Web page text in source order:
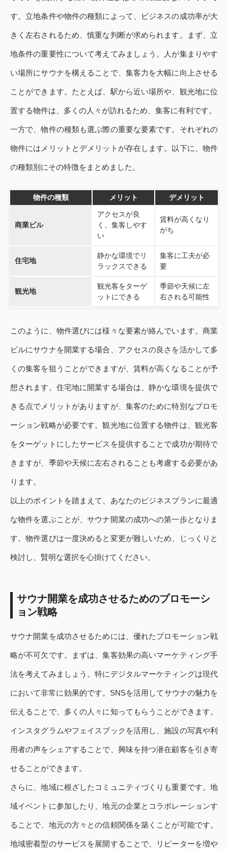
す。立地条件や物件の種類によって、ビジネスの成功率が大
きく左右されるため、慎重な判断が求められます。まず、立
地条件の重要性について考えてみましょう。人が集まりやす
い場所にサウナを構えることで、集客力を大幅に向上させる
ことができます。たとえば、駅から近い場所や、観光地に位
置する物件は、多くの人々が訪れるため、集客に有利です。
一方で、物件の種類も選ぶ際の重要な要素です。それぞれの
物件にはメリットとデメリットが存在します。以下に、物件
の種類別にその特徴をまとめました。
物件の種類 メリット デメリット
商業ビル
アクセスが良
く、集客しやす
い
賃料が高くなり
がち
住宅地
静かな環境でリ
ラックスできる
集客に工夫が必
要
観光地
観光客をターゲ
ットにできる
季節や天候に左
右される可能性
このように、物件選びには様々な要素が絡んでいます。商業
ビルにサウナを開業する場合、アクセスの良さを活かして多
くの集客を狙うことができますが、賃料が高くなることが予
想されます。住宅地に開業する場合は、静かな環境を提供で
きる点でメリットがありますが、集客のために特別なプロモ
ーション戦略が必要です。観光地に位置する物件は、観光客
をターゲットにしたサービスを提供することで成功が期待で
きますが、季節や天候に左右されることも考慮する必要があ
ります。
以上のポイントを踏まえて、あなたのビジネスプランに最適
な物件を選ぶことが、サウナ開業の成功への第一歩となりま
す。物件選びは一度決めると変更が難しいため、じっくりと
検討し、賢明な選択を心掛けてください。
サウナ開業を成功させるためのプロモーシ
ョン戦略
サウナ開業を成功させるためには、優れたプロモーション戦
略が不可欠です。まずは、集客効果の高いマーケティング手
法を考えてみましょう。特にデジタルマーケティングは現代
において非常に効果的です。SNSを活用してサウナの魅力を
伝えることで、多くの人々に知ってもらうことができます。
インスタグラムやフェイスブックを活用し、施設の写真や利
用者の声をシェアすることで、興味を持つ潜在顧客を引き寄
せることができます。
さらに、地域に根ざしたコミュニティづくりも重要です。地
域イベントに参加したり、地元の企業とコラボレーションす
ることで、地元の方々との信頼関係を築くことが可能です。
地域密着型のサービスを展開することで、リピーターを増や